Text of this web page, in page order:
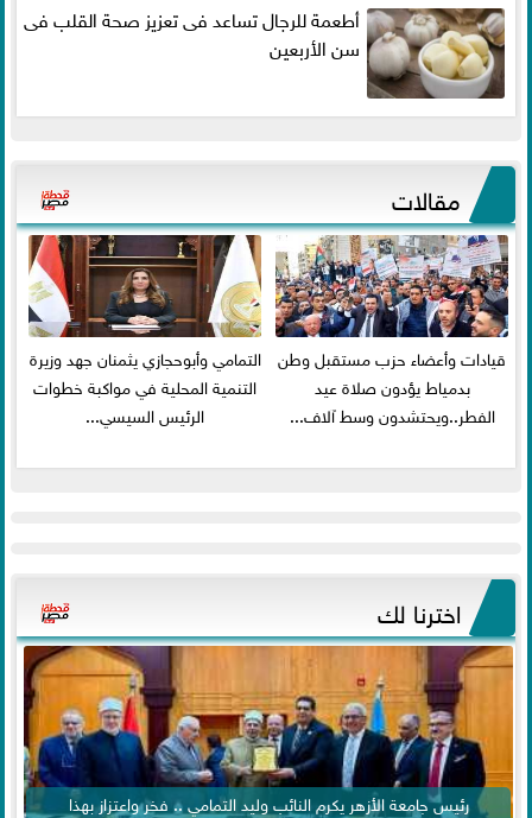
أطعمة للرجال تساعد فى تعزيز صحة القلب فى
سن الأربعين
مقالات
قيادات وأعضاء حزب مستقبل وطن
بدمياط يؤدون صلاة عيد
الفطر..ويحتشدون وسط آلاف...
التمامي وأبوحجازي يثمنان جهد وزيرة
التنمية المحلية في مواكبة خطوات
الرئيس السيسي...
اخترنا لك
رئيس جامعة الأزهر يكرم النائب وليد التمامي .. فخر واعتزاز بهذا